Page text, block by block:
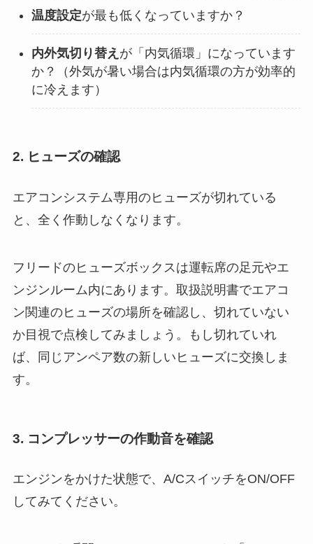
温度設定が最も低くなっていますか？
内外気切り替え が「内気循環」になっています
か？（外気が暑い場合は内気循環の方が効率的
に冷えます）
2. ヒューズの確認
エアコンシステム専用のヒューズが切れている
と、全く作動しなくなります。
フリードのヒューズボックスは運転席の足元やエ
ンジンルーム内にあります。取扱説明書でエアコ
ン関連のヒューズの場所を確認し、切れていない
か目視で点検してみましょう。もし切れていれ
ば、同じアンペア数の新しいヒューズに交換しま
す。
3. コンプレッサーの作動音を確認
エンジンをかけた状態で、A/CスイッチをON/OFF
してみてください。